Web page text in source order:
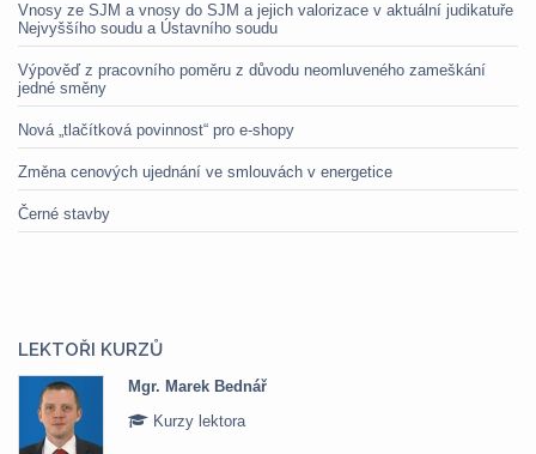
Vnosy ze SJM a vnosy do SJM a jejich valorizace v aktuální judikatuře
Nejvyššího soudu a Ústavního soudu
Výpověď z pracovního poměru z důvodu neomluveného zameškání
jedné směny
Nová „tlačítková povinnost“ pro e-shopy
Změna cenových ujednání ve smlouvách v energetice
Černé stavby
LEKTOŘI KURZŮ
Mgr. Marek Bednář
Kurzy lektora